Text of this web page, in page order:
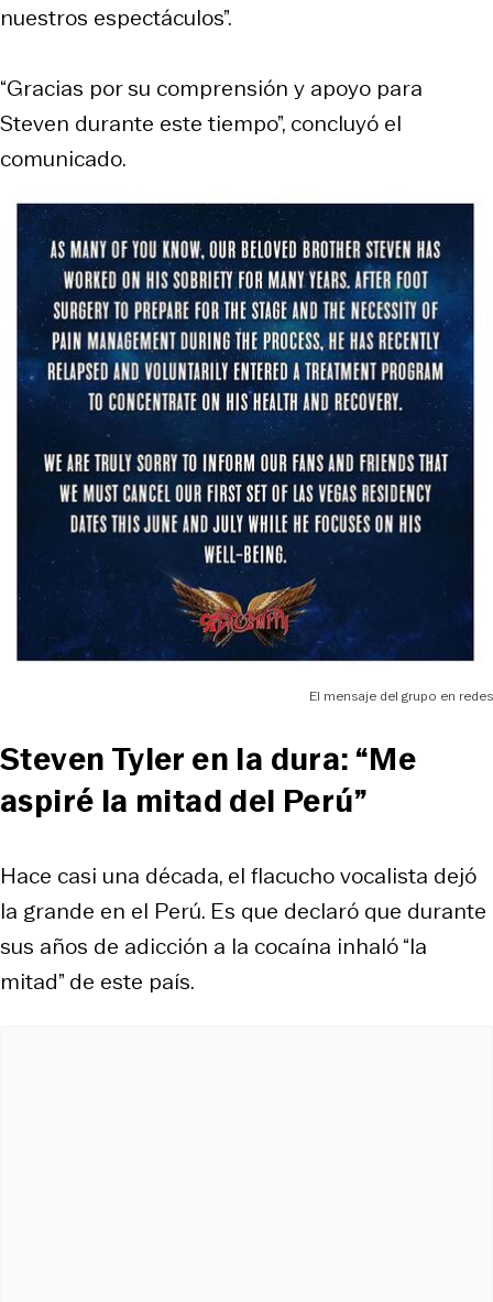
nuestros espectáculos”.
“Gracias por su comprensión y apoyo para
Steven durante este tiempo”, concluyó el
comunicado.
El mensaje del grupo en redes
Steven Tyler en la dura: “Me
aspiré la mitad del Perú”
Hace casi una década, el flacucho vocalista dejó
la grande en el Perú. Es que declaró que durante
sus años de adicción a la cocaína inhaló “la
mitad” de este país.